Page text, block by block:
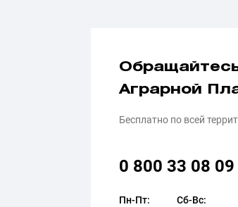
Аграрной
Бесплатно по всей
0 800 33 08 09
Пн-Пт:
Сб-Вс: